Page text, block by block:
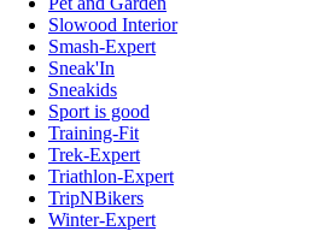
Slowood Interior
Smash-Expert
Sneak'In
Sneakids
Sport is good
Training-Fit
Trek-Expert
Triathlon-Expert
TripNBikers
Winter-Expert